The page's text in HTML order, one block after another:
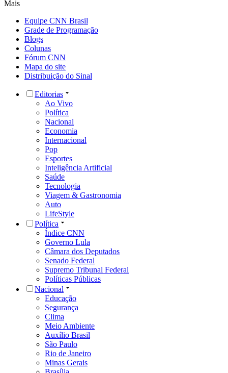
Auto
LifeStyle
Política
Índice CNN
Governo Lula
Câmara dos Deputados
Senado Federal
Políticas Públicas
Nacional
Educação
Segurança
Clima
Meio Ambiente
Auxílio Brasil
São Paulo
Rio de Janeiro
Minas Gerais
Brasília
Economia
Mercado
Investimentos
Banco Central
Bolsa de Valores
Imposto de Renda
Finanças Pessoais
Loterias
Sustentabilidade
Internacional
Guerra na Ucrânia
Guerra em Israel
Estados Unidos
Europa
Ásia
África
Oriente Médio
Rússia
China